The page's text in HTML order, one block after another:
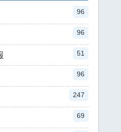
96
96
51
96
247
69